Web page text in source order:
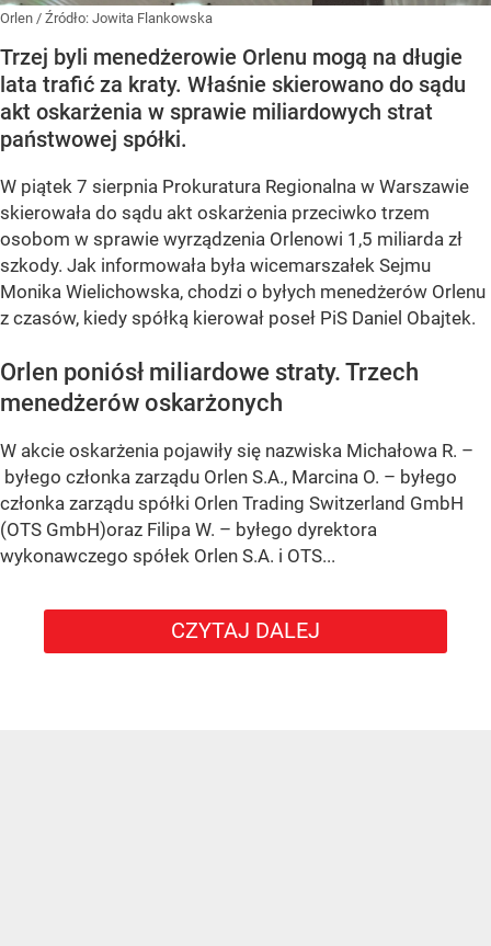
Orlen / Źródło: Jowita Flankowska
Trzej byli menedżerowie Orlenu mogą na długie
lata trafić za kraty. Właśnie skierowano do sądu
akt oskarżenia w sprawie miliardowych strat
państwowej spółki.
W piątek 7 sierpnia Prokuratura Regionalna w Warszawie
skierowała do sądu akt oskarżenia przeciwko trzem
osobom w sprawie wyrządzenia Orlenowi 1,5 miliarda zł
szkody. Jak informowała była wicemarszałek Sejmu
Monika Wielichowska, chodzi o byłych menedżerów Orlenu
z czasów, kiedy spółką kierował poseł PiS Daniel Obajtek.
Orlen poniósł miliardowe straty. Trzech
menedżerów oskarżonych
W akcie oskarżenia pojawiły się nazwiska Michałowa R. –
byłego członka zarządu Orlen S.A., Marcina O. – byłego
członka zarządu spółki Orlen Trading Switzerland GmbH
(OTS GmbH)oraz Filipa W. – byłego dyrektora
wykonawczego spółek Orlen S.A. i OTS...
CZYTAJ DALEJ